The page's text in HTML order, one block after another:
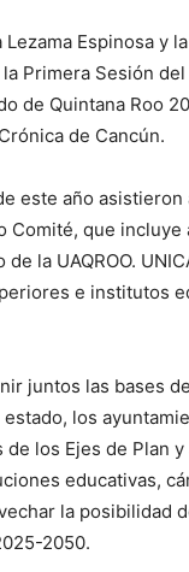
Espinosa y
Primera Sesión
de Quintana Roo
de Cancún.
este año
Comité, que
la UAQROO.
e institutos
juntos las bases
los
de los Ejes de Plan
educativas,
la posibilidad
2050.